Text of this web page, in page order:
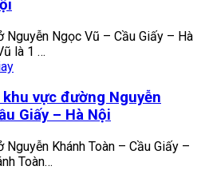
Nguyễn Ngọc Vũ – Cầu Giấy – Hà
là 1 …
vực đường Nguyễn
Giấy – Hà Nội
Nguyễn Khánh Toàn – Cầu Giấy –
Toàn…